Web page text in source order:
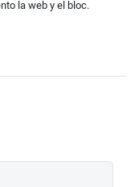
la web y el bloc.